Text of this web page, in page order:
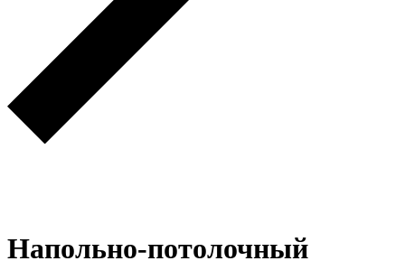
Напольно-потолочный